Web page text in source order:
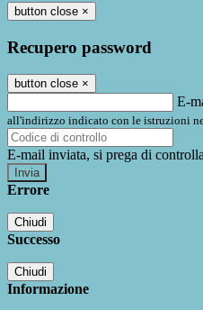
button close ×
Recupero password
button close ×
E-
all'indirizzo indicato con le istruzioni
E-mail inviata, si prega di
Errore
Chiudi
Successo
Chiudi
Informazione